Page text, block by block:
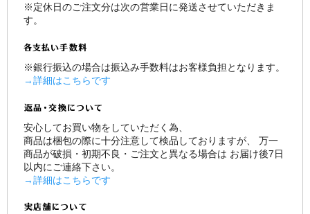
※定休日のご注文分は次の営業日に発送させていただきま
す。
※銀行振込の場合は振込み手数料はお客様負担となります。
→詳細はこちらです
安心してお買い物をしていただく為、
商品は梱包の際に十分注意して検品しておりますが、 万一
商品が破損・初期不良・ご注文と異なる場合は お届け後7日
以内にご連絡下さい。
→詳細はこちらです